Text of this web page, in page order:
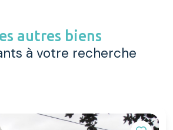
autres biens
à votre recherche